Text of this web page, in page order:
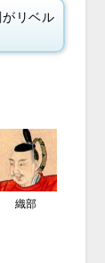
リベル
織部